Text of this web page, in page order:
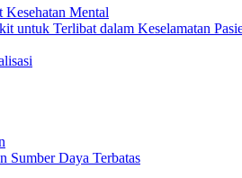
Mental
untuk Terlibat dalam Keselamatan
Sumber Daya Terbatas